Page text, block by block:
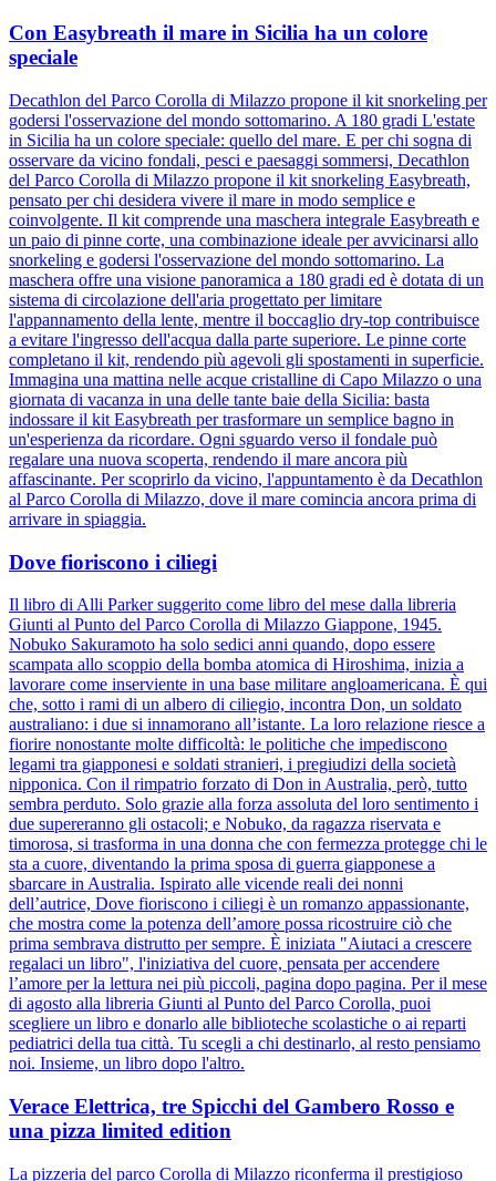
Con Easybreath il mare in Sicilia ha un colore
speciale
Decathlon del Parco Corolla di Milazzo propone il kit snorkeling per
godersi l'osservazione del mondo sottomarino. A 180 gradi L'estate
in Sicilia ha un colore speciale: quello del mare. E per chi sogna di
osservare da vicino fondali, pesci e paesaggi sommersi, Decathlon
del Parco Corolla di Milazzo propone il kit snorkeling Easybreath,
pensato per chi desidera vivere il mare in modo semplice e
coinvolgente. Il kit comprende una maschera integrale Easybreath e
un paio di pinne corte, una combinazione ideale per avvicinarsi allo
snorkeling e godersi l'osservazione del mondo sottomarino. La
maschera offre una visione panoramica a 180 gradi ed è dotata di un
sistema di circolazione dell'aria progettato per limitare
l'appannamento della lente, mentre il boccaglio dry-top contribuisce
a evitare l'ingresso dell'acqua dalla parte superiore. Le pinne corte
completano il kit, rendendo più agevoli gli spostamenti in superficie.
Immagina una mattina nelle acque cristalline di Capo Milazzo o una
giornata di vacanza in una delle tante baie della Sicilia: basta
indossare il kit Easybreath per trasformare un semplice bagno in
un'esperienza da ricordare. Ogni sguardo verso il fondale può
regalare una nuova scoperta, rendendo il mare ancora più
affascinante. Per scoprirlo da vicino, l'appuntamento è da Decathlon
al Parco Corolla di Milazzo, dove il mare comincia ancora prima di
arrivare in spiaggia.
Dove fioriscono i ciliegi
Il libro di Alli Parker suggerito come libro del mese dalla libreria
Giunti al Punto del Parco Corolla di Milazzo Giappone, 1945.
Nobuko Sakuramoto ha solo sedici anni quando, dopo essere
scampata allo scoppio della bomba atomica di Hiroshima, inizia a
lavorare come inserviente in una base militare angloamericana. È qui
che, sotto i rami di un albero di ciliegio, incontra Don, un soldato
australiano: i due si innamorano all’istante. La loro relazione riesce a
fiorire nonostante molte difficoltà: le politiche che impediscono
legami tra giapponesi e soldati stranieri, i pregiudizi della società
nipponica. Con il rimpatrio forzato di Don in Australia, però, tutto
sembra perduto. Solo grazie alla forza assoluta del loro sentimento i
due supereranno gli ostacoli; e Nobuko, da ragazza riservata e
timorosa, si trasforma in una donna che con fermezza protegge chi le
sta a cuore, diventando la prima sposa di guerra giapponese a
sbarcare in Australia. Ispirato alle vicende reali dei nonni
dell’autrice, Dove fioriscono i ciliegi è un romanzo appassionante,
che mostra come la potenza dell’amore possa ricostruire ciò che
prima sembrava distrutto per sempre. È iniziata "Aiutaci a crescere
regalaci un libro", l'iniziativa del cuore, pensata per accendere
l’amore per la lettura nei più piccoli, pagina dopo pagina. Per il mese
di agosto alla libreria Giunti al Punto del Parco Corolla, puoi
scegliere un libro e donarlo alle biblioteche scolastiche o ai reparti
pediatrici della tua città. Tu scegli a chi destinarlo, al resto pensiamo
noi. Insieme, un libro dopo l'altro.
Verace Elettrica, tre Spicchi del Gambero Rosso e
una pizza limited edition
La pizzeria del parco Corolla di Milazzo riconferma il prestigioso